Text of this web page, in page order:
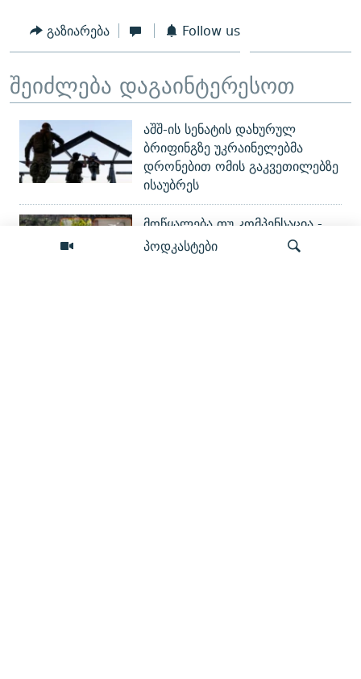
პოდკასტები
გაზიარება Follow us
შეიძლება დაგაინტერესოთ
აშშ-ის სენატის დახურულ
ბრიფინგზე უკრაინელებმა
დრონებით ომის გაკვეთილებზე
ისაუბრეს
მოწყალება თუ კომპენსაცია -
რას მიიღებენ მეწყრით
დაზარალებულები სოფელ